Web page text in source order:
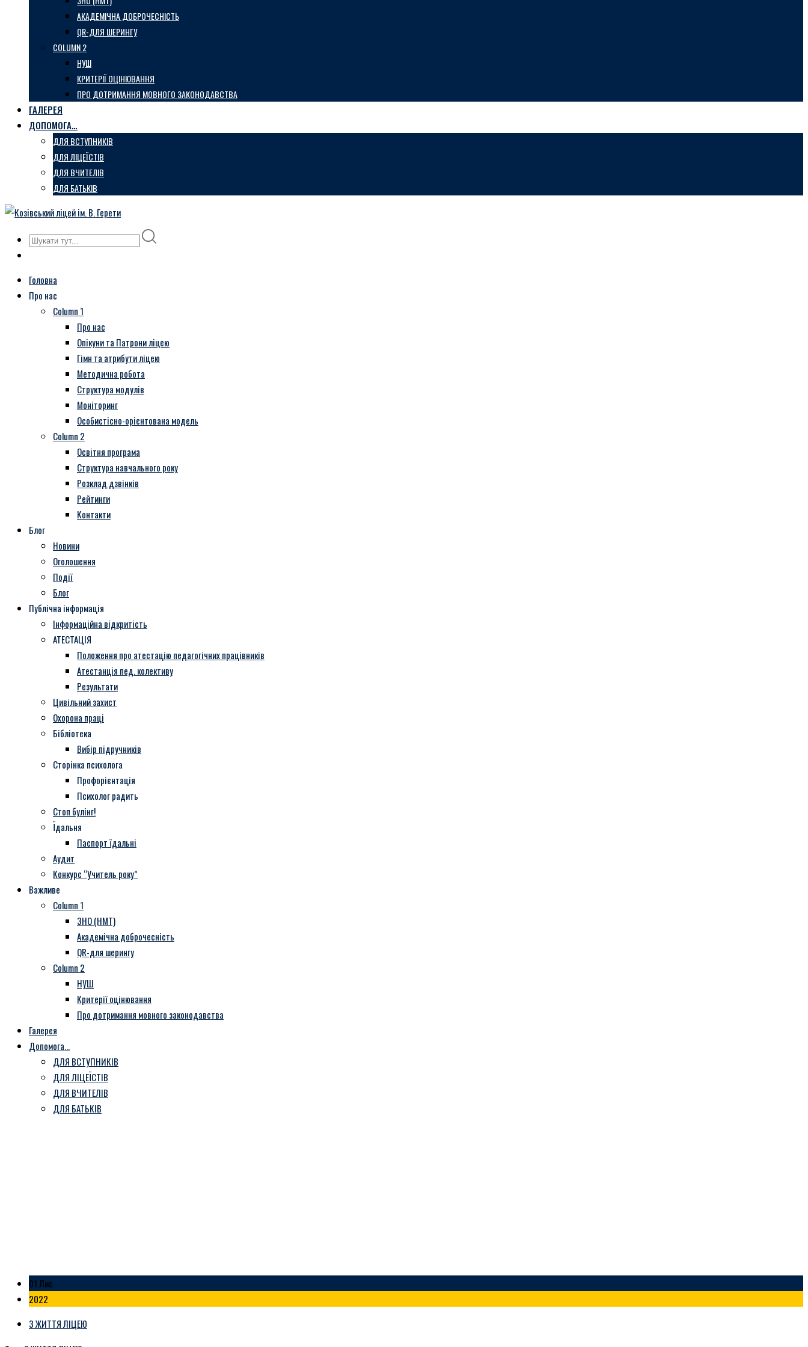
АКАДЕМІЧНА ДОБРОЧЕСНІСТЬ
QR-ДЛЯ ШЕРИНГУ
COLUMN 2
НУШ
КРИТЕРІЇ ОЦІНЮВАННЯ
ПРО ДОТРИМАННЯ МОВНОГО ЗАКОНОДАВСТВА
ГАЛЕРЕЯ
ДОПОМОГА…
ДЛЯ ВСТУПНИКІВ
ДЛЯ ЛІЦЕЇСТІВ
ДЛЯ ВЧИТЕЛІВ
ДЛЯ БАТЬКІВ
Головна
Про нас
Column 1
Про нас
Опікуни та Патрони ліцею
Гімн та атрибути ліцею
Методична робота
Структура модулів
Моніторинг
Особистісно-орієнтована модель
Column 2
Освітня програма
Структура навчального року
Розклад дзвінків
Рейтинги
Контакти
Блог
Новини
Оголошення
Події
Блог
Публічна інформація
Інформаційна відкритість
АТЕСТАЦІЯ
Положення про атестацію педагогічних працівників
Атестанція пед. колективу
Результати
Цивільний захист
Охорона праці
Бібліотека
Вибір підручників
Сторінка психолога
Профорієнтація
Психолог радить
Стоп булінг!
Їдальня
Паспорт їдальні
Аудит
Конкурс “Учитель року”
Важливе
Column 1
ЗНО (НМТ)
Академічна доброчесність
QR-для шерингу
Column 2
НУШ
Критерії оцінювання
Про дотримання мовного законодавства
Галерея
Допомога…
ДЛЯ ВСТУПНИКІВ
ДЛЯ ЛІЦЕЇСТІВ
ДЛЯ ВЧИТЕЛІВ
ДЛЯ БАТЬКІВ
01 Лис
2022
З ЖИТТЯ ЛІЦЕЮ